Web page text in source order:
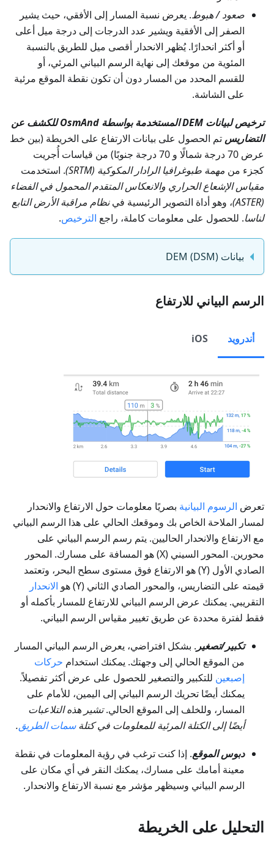
صعود / هبوط. يعرض نسبة المسار إلى الأفقي، حيث يشير
الصفر إلى الأفقية ويشير عدد الدرجات إلى درجة ميل أعلى
أو أكثر انحدارًا. يُظهر الانحدار أقصى ميل للطريق بالنسبة
المئوية من موقعك إلى نهاية الرسم البياني المرئي، أو
للقسم المحدد من المسار دون أن تكون نقطة الموقع مرئية
على الشاشة.
ترخيص لبيانات DEM المستخدمة بواسطة OsmAnd للكشف عن
التضاريس تم الحصول على بيانات الارتفاع على الخريطة (بين خط
عرض 70 درجة شمالًا و 70 درجة جنوبًا) من قياسات أُجريت
كجزء من مهمة طبوغرافيا الرادار المكوكية (SRTM)
. استخدمت
مقياس الإشعاع الحراري والانعكاس المتقدم المحمول في الفضاء
(ASTER)
، وهو أداة التصوير الرئيسية فينظام مراقبة الأرض التابع
لناسا. للحصول على معلومات كاملة، راجع الترخيص.
بيانات DEM (DSM)
الرسم البياني للارتفاع
أندرويد iOS
تعرض الرسوم البيانية بصريًا معلومات حول الارتفاع والانحدار
لمسار الملاحة الخاص بك وموقعك الحالي على هذا الرسم البياني
مع الارتفاع والانحدار الحاليين. يتم رسم الرسم البياني على
محورين. المحور السيني (X) هو المسافة على مسارك. المحور
الصادي الأول (Y) هو الارتفاع فوق مستوى سطح البحر، وتعتمد
قيمته على التضاريس، والمحور الصادي الثاني (Y) هو
الانحدار
التقريبي. يمكنك عرض الرسم البياني للارتفاع للمسار بأكمله أو
فقط لفترة محددة عن طريق تغيير مقياس الرسم البياني.
تكبير/تصغير . بشكل افتراضي، يعرض الرسم البياني المسار
من الموقع الحالي إلى وجهتك. يمكنك استخدام حركات
إصبعين للتكبير والتصغير للحصول على عرض أكثر تفصيلاً.
يمكنك أيضًا تحريك الرسم البياني إلى اليمين، للأمام على
المسار، وللخلف إلى الموقع الحالي.تشير هذه التلاعبات
أيضًا إلى الكتلة المرئية للمعلومات في كتلةسمات الطريق.
دبوس الموقع. إذا كنت ترغب في رؤية المعلومات في نقطة
معينة أمامك على مسارك، يمكنك النقر في أي مكان على
الرسم البياني وسيظهر مؤشر مع نسبة الارتفاع والانحدار.
التحليل على الخريطة